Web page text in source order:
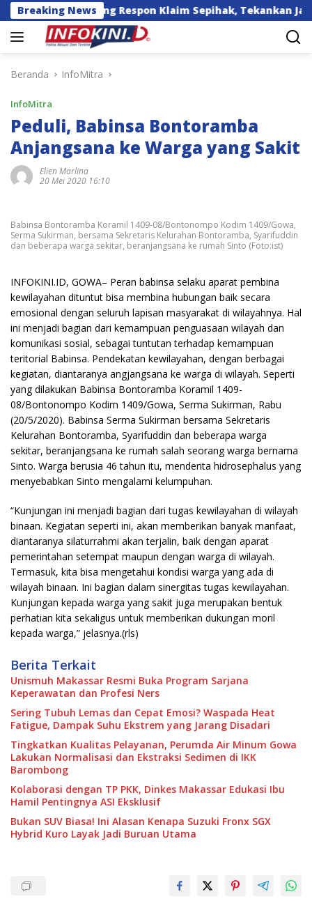
Langsung
ke
konten
Breaking News
Salapang Respon Klaim Sepihak, Tekankan Jalur
Beranda InfoMitra
InfoMitra
Peduli, Babinsa Bontoramba
Anjangsana ke Warga yang Sakit
Elien Marlina
20 Mei 2020 16:10
Babinsa Bontoramba Koramil 1409-08/Bontonompo Kodim 1409/Gowa,
Serma Sukirman, bersama Sekretaris Kelurahan Bontoramba, Syarifuddin
dan beberapa warga sekitar, beranjangsana ke rumah Sinto (Foto:ist)
INFOKINI.ID, GOWA– Peran babinsa selaku aparat pembina
kewilayahan dituntut bisa membina hubungan baik secara
emosional dengan seluruh lapisan masyarakat di wilayahnya. Hal
ini menjadi bagian dari kemampuan penguasaan wilayah dan
komunikasi sosial, sebagai tuntutan terhadap kemampuan
teritorial Babinsa. Pendekatan kewilayahan, dengan berbagai
kegiatan, diantaranya angjangsana ke warga di wilayah. Seperti
yang dilakukan Babinsa Bontoramba Koramil 1409-
08/Bontonompo Kodim 1409/Gowa, Serma Sukirman, Rabu
(20/5/2020). Babinsa Serma Sukirman bersama Sekretaris
Kelurahan Bontoramba, Syarifuddin dan beberapa warga
sekitar, beranjangsana ke rumah salah seorang warga bernama
Sinto. Warga berusia 46 tahun itu, menderita hidrosephalus yang
menyebabkan Sinto mengalami kelumpuhan.
“Kunjungan ini menjadi bagian dari tugas kewilayahan di wilayah
binaan. Kegiatan seperti ini, akan memberikan banyak manfaat,
diantaranya silaturrahmi akan terjalin, baik dengan aparat
pemerintahan setempat maupun dengan warga di wilayah.
Termasuk, kita bisa mengetahui kondisi warga yang ada di
wilayah binaan. Ini bagian dalam sinergitas tugas kewilayahan.
Kunjungan kepada warga yang sakit juga merupakan bentuk
perhatian kita sekaligus untuk memberikan dukungan moril
kepada warga,” jelasnya.(rls)
Berita Terkait
Unismuh Makassar Resmi Buka Program Sarjana
Keperawatan dan Profesi Ners
Sering Tubuh Lemas dan Cepat Emosi? Waspada Heat
Fatigue, Dampak Suhu Ekstrem yang Jarang Disadari
Tingkatkan Kualitas Pelayanan, Perumda Air Minum Gowa
Lakukan Normalisasi dan Ekstraksi Sedimen di IKK
Barombong
Kolaborasi dengan TP PKK, Dinkes Makassar Edukasi Ibu
Hamil Pentingnya ASI Eksklusif
Bukan SUV Biasa! Ini Alasan Kenapa Suzuki Fronx SGX
Hybrid Kuro Layak Jadi Buruan Utama